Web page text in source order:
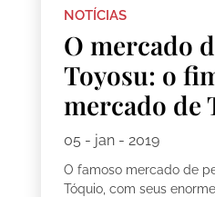
NOTÍCIAS
O mercado
Toyosu: o
mercado de
05 - jan - 2019
O famoso mercado de
Tóquio, com seus